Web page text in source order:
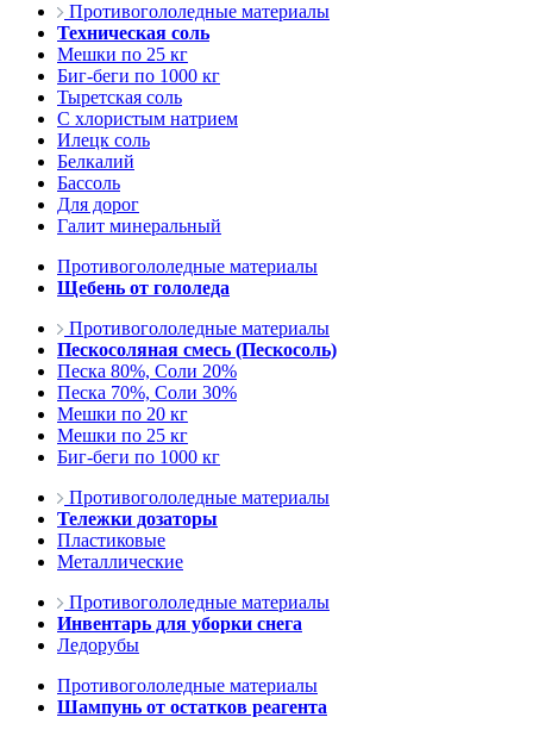
Противогололедные материалы
Техническая соль
Мешки по 25 кг
Биг-беги по 1000 кг
Тыретская соль
С хлористым натрием
Илецк соль
Белкалий
Бассоль
Для дорог
Галит минеральный
Противогололедные материалы
Щебень от гололеда
Противогололедные материалы
Пескосоляная смесь (Пескосоль)
Песка 80%, Соли 20%
Песка 70%, Соли 30%
Мешки по 20 кг
Мешки по 25 кг
Биг-беги по 1000 кг
Противогололедные материалы
Тележки дозаторы
Пластиковые
Металлические
Противогололедные материалы
Инвентарь для уборки снега
Ледорубы
Противогололедные материалы
Шампунь от остатков реагента